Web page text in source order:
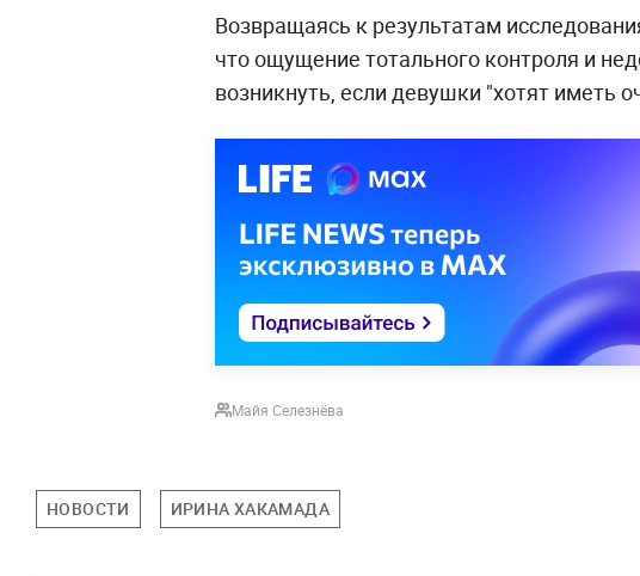
Возвращаясь к результатам
что ощущение тотального контроля и
возникнуть, если девушки "хотят иметь
Майя Селезнёва
НОВОСТИ ИРИНА ХАКАМАДА